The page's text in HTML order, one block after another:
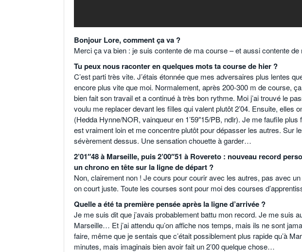
Bonjour Lore, comment ça va ?
Merci ça va bien : je suis contente de ma course – et aussi contente de
Tu peux nous raconter en quelques mots ta course de hier ?
C’est parti très vite. J’étais étonnée que mes adversaires plus lentes
encore plus vite que moi. Normalement, après 200-300 m de course,
bien fait son travail et a continué à très bon rythme. Moi j’ai trouvé le
voulu me replacer devant les filles qui valent plutôt 2’04. Ensuite, elles
(Hedda Hynne/NOR, vainqueur en 1’59″15/PB, ndlr). Je me faufile plus
est vraiment loin et me concentre plutôt pour dépasser les autres. Sur
sévèrement dessus. Une sensation chouette à garder…
2’01″48 à Marseille, puis 2’00″51 à Rovereto : nouveau record
un chrono en tête sur la ligne de départ ?
Non, clairement non ! Je cours pour courir avec les autres, pas avec
on court juste. Toute les courses sont pour moi des courses
Quelle a été ta première pensée après la ligne d’arrivée ?
Je me suis dit que j’avais probablement battu mon record. Je me suis
Marseille… Et j’ai attendu qu’on affiche nos temps, mais ils ne sont
faire, même que je sentais que c’était possiblement plus rapide qu’à
minutes, mais imaginais bien avoir fait un 2’00 quelque chose…